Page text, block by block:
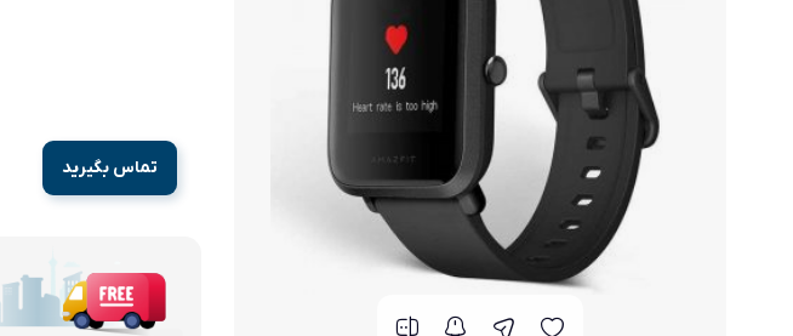
گوشی ناتینگ فون
گوشی داریا
گوشی موتورولا
گوشی نوکیا
گوشی وان پلاس
گوشی اچ تی سی
تماس بگیرید